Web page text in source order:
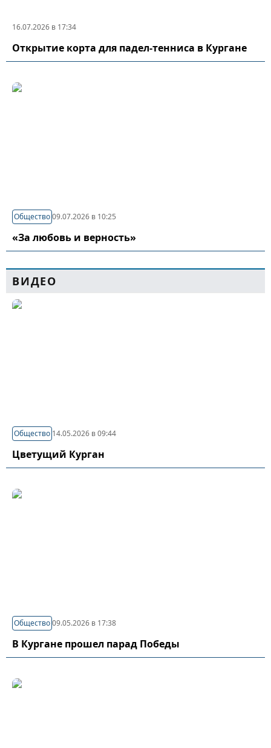
16.07.2026 в 17:34
Открытие корта для падел-тенниса в Кургане
Общество09.07.2026 в 10:25
«За любовь и верность»
ВИДЕО
Общество 14.05.2026 в 09:44
Цветущий Курган
Общество09.05.2026 в 17:38
В Кургане прошел парад Победы